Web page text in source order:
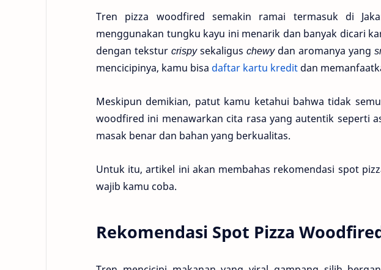
Tren pizza woodfired semakin ramai termasuk di
menggunakan tungku kayu ini menarik dan banyak dicari
dengan tekstur crispysekaligus chewy dan aromanya yang
mencicipinya, kamu bisa daftar kartu kredit dan
Meskipun demikian, patut kamu ketahui bahwa tidak
woodfired ini menawarkan cita rasa yang autentik seperti
masak benar dan bahan yang berkualitas.
Untuk itu, artikel ini akan membahas rekomendasi spot
wajib kamu coba.
Rekomendasi Spot Pizza